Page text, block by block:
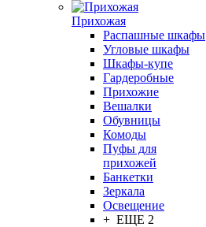
Прихожая
Распашные шкафы
Угловые шкафы
Шкафы-купе
Гардеробные
Прихожие
Вешалки
Обувницы
Комоды
Пуфы для
прихожей
Банкетки
Зеркала
Освещение
+ ЕЩЕ 2